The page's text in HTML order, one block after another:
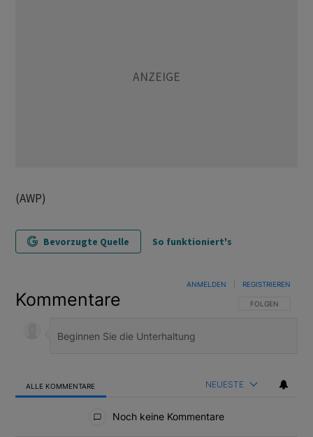
(AWP)
Bevorzugte Quelle So funktioniert's
Kommentare FOLGE DIESER
FOLGEN
ANMELDEN REGISTRIEREN
ALLE KOMMENTARE NEUESTE
Noch keine Kommentare